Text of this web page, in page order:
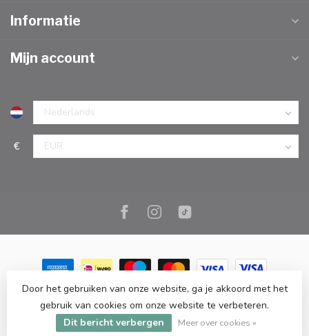
Informatie
Mijn account
€
© Copyright 2026 Marc Cook & Home | Webshop | Fysieke
kookwinkel in Elst |- Powered byLightspeed-Lightspeed design
byDyvelopment
Door het gebruiken van onze website, ga je akkoord met het
gebruik van cookies om onze website te verbeteren.
Dit bericht verbergen
Meer over cookies »